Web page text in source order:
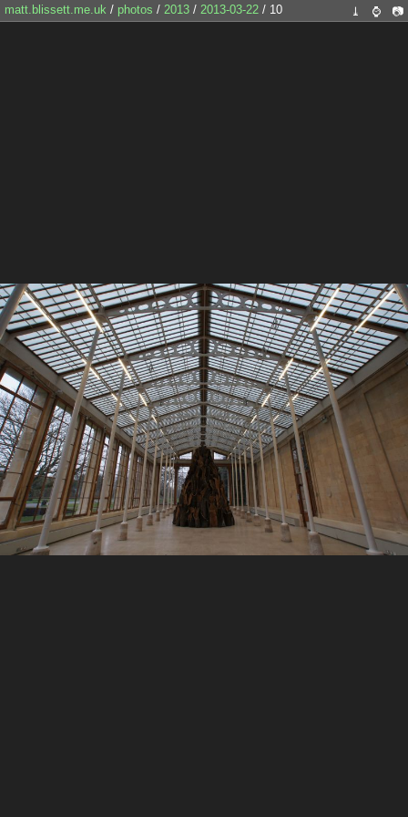
matt.blissett.me.uk / photos / 2013 / 2013-03-22 / 10 ⤓ ⌚ 📷